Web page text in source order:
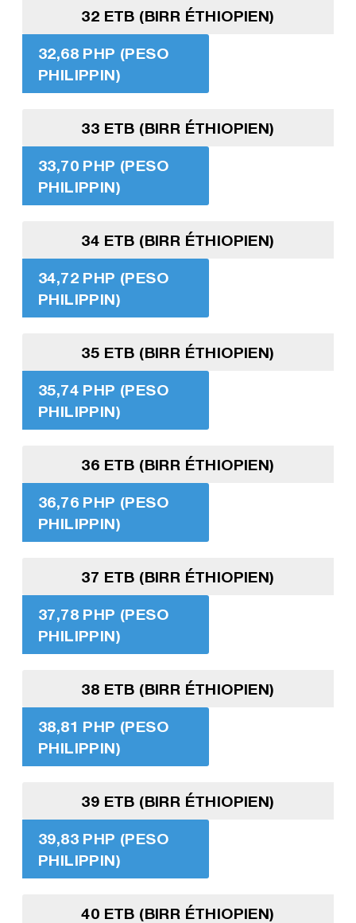
32 ETB (BIRR ÉTHIOPIEN)
32,68 PHP (PESO
PHILIPPIN)
33 ETB (BIRR ÉTHIOPIEN)
33,70 PHP (PESO
PHILIPPIN)
34 ETB (BIRR ÉTHIOPIEN)
34,72 PHP (PESO
PHILIPPIN)
35 ETB (BIRR ÉTHIOPIEN)
35,74 PHP (PESO
PHILIPPIN)
36 ETB (BIRR ÉTHIOPIEN)
36,76 PHP (PESO
PHILIPPIN)
37 ETB (BIRR ÉTHIOPIEN)
37,78 PHP (PESO
PHILIPPIN)
38 ETB (BIRR ÉTHIOPIEN)
38,81 PHP (PESO
PHILIPPIN)
39 ETB (BIRR ÉTHIOPIEN)
39,83 PHP (PESO
PHILIPPIN)
40 ETB (BIRR ÉTHIOPIEN)